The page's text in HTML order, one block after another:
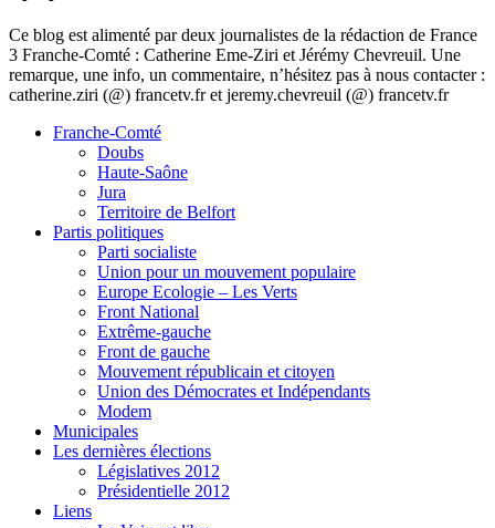
Ce blog est alimenté par deux journalistes de la rédaction de France
3 Franche-Comté : Catherine Eme-Ziri et Jérémy Chevreuil. Une
remarque, une info, un commentaire, n’hésitez pas à nous contacter :
catherine.ziri (@) francetv.fr et jeremy.chevreuil (@) francetv.fr
Franche-Comté
Doubs
Haute-Saône
Jura
Territoire de Belfort
Partis politiques
Parti socialiste
Union pour un mouvement populaire
Europe Ecologie – Les Verts
Front National
Extrême-gauche
Front de gauche
Mouvement républicain et citoyen
Union des Démocrates et Indépendants
Modem
Municipales
Les dernières élections
Législatives 2012
Présidentielle 2012
Liens